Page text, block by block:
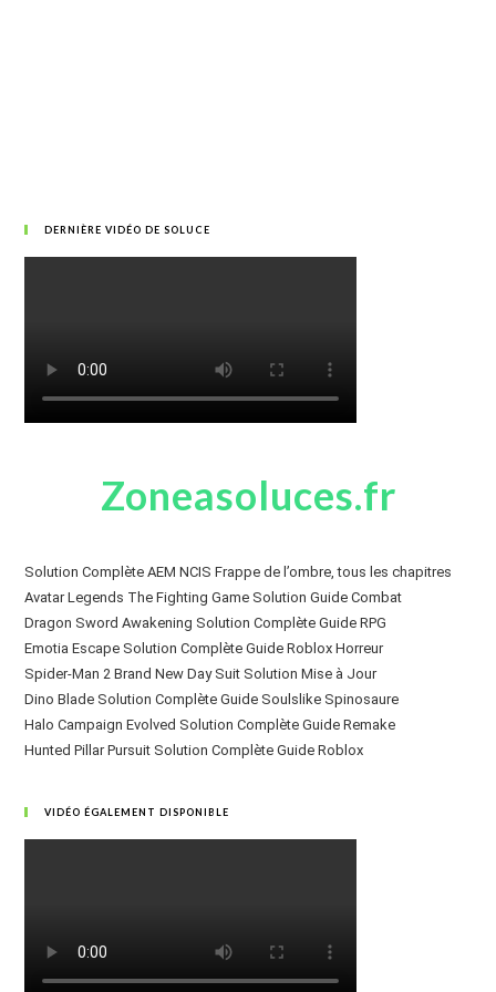
DERNIÈRE VIDÉO DE SOLUCE
Zoneasoluces.fr
Solution Complète AEM NCIS Frappe de l’ombre, tous les chapitres
Avatar Legends The Fighting Game Solution Guide Combat
Dragon Sword Awakening Solution Complète Guide RPG
Emotia Escape Solution Complète Guide Roblox Horreur
Spider-Man 2 Brand New Day Suit Solution Mise à Jour
Dino Blade Solution Complète Guide Soulslike Spinosaure
Halo Campaign Evolved Solution Complète Guide Remake
Hunted Pillar Pursuit Solution Complète Guide Roblox
VIDÉO ÉGALEMENT DISPONIBLE